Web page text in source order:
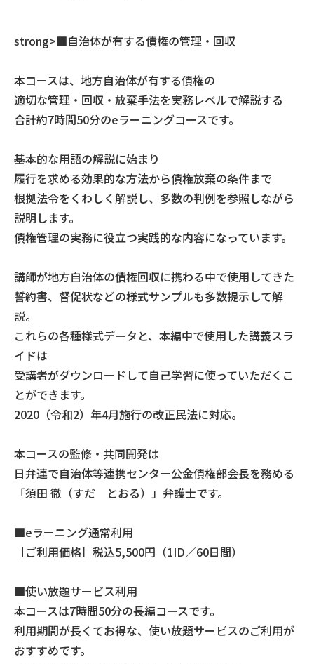
strong>■自治体が有する債権の管理・回収
本コースは、地方自治体が有する債権の
適切な管理・回収・放棄手法を実務レベルで解説する
合計約7時間50分のeラーニングコースです。
基本的な用語の解説に始まり
履行を求める効果的な方法から債権放棄の条件まで
根拠法令をくわしく解説し、多数の判例を参照しながら
説明します。
債権管理の実務に役立つ実践的な内容になっています。
講師が地方自治体の債権回収に携わる中で使用してきた
誓約書、督促状などの様式サンプルも多数提示して解
説。
これらの各種様式データと、本編中で使用した講義スラ
イドは
受講者がダウンロードして自己学習に使っていただくこ
とができます。
2020（令和2）年4月施行の改正民法に対応。
本コースの監修・共同開発は
日弁連で自治体等連携センター公金債権部会長を務める
「須田 徹（すだ とおる）」弁護士です。
■eラーニング通常利用
［ご利用価格］税込5,500円（1ID／60日間）
■使い放題サービス利用
本コースは7時間50分の長編コースです。
利用期間が長くてお得な、使い放題サービスのご利用が
おすすめです。